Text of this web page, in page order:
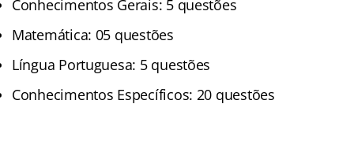
Conhecimentos Gerais: 5 questões
Matemática: 05 questões
Língua Portuguesa: 5 questões
Conhecimentos Específicos: 20 questões